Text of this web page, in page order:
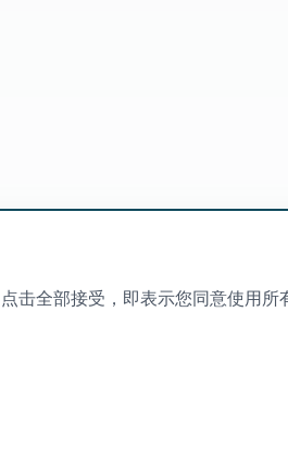
全部接受，即表示您同意使用所